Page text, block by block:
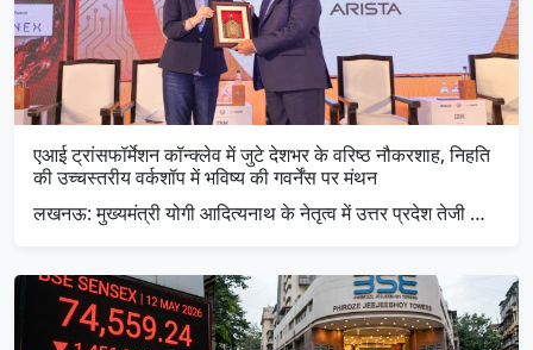
एआई ट्रांसफॉर्मेशन कॉन्क्लेव में जुटे देशभर के वरिष्ठ नौकरशाह, निहति
की उच्चस्तरीय वर्कशॉप में भविष्य की गवर्नेंस पर मंथन
लखनऊ: मुख्यमंत्री योगी आदित्यनाथ के नेतृत्व में उत्तर प्रदेश तेजी …